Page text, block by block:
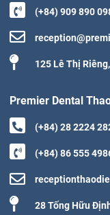
(+84) 909 890
125 Lê Thị
Premier Dental
(+84) 28 2224
(+84) 86 555
28 Tống Hữu